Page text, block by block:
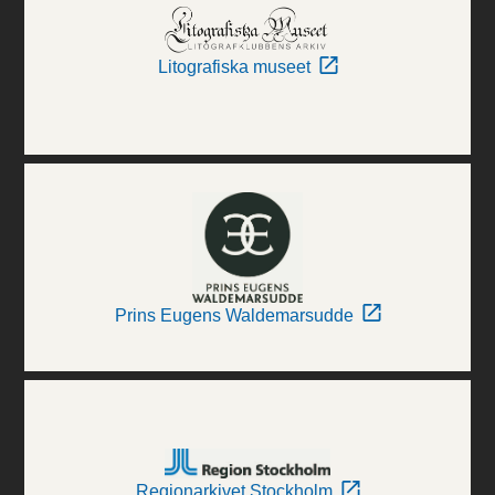
Litografiska museet
Prins Eugens Waldemarsudde
Regionarkivet Stockholm